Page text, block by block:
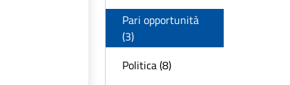
Pari opportunità
(3)
Politica (8)